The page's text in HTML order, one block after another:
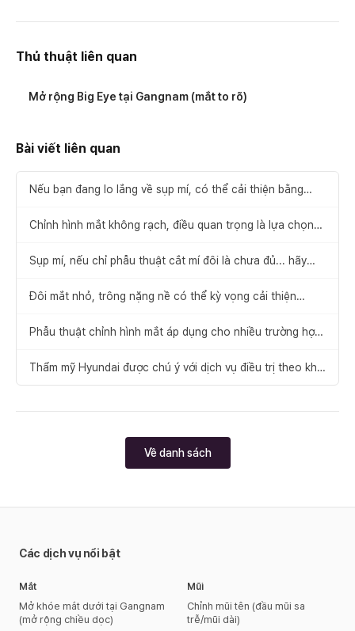
Thủ thuật liên quan
Mở rộng Big Eye tại Gangnam (mắt to rõ)
Bài viết liên quan
Nếu bạn đang lo lắng về sụp mí, có thể cải thiện bằng
Chỉnh hình mắt không rạch, điều quan trọng là lựa chọn
từng người
Sụp mí, nếu chỉ phẫu thuật cắt mí đôi là chưa đủ... hãy
Đôi mắt nhỏ, trông nặng nề có thể kỳ vọng cải thiện
mắt
Phẫu thuật chỉnh hình mắt áp dụng cho nhiều trường hợp:
Thẩm mỹ Hyundai được chú ý với dịch vụ điều trị theo khái
niệm “thẩm mỹ học trong phẫu thuật thẩm mỹ”
Về danh sách
Các dịch vụ nổi bật
Mắt
Mở khóe mắt dưới tại Gangnam
(mở rộng chiều dọc)
Mũi
Chỉnh mũi tên (đầu mũi sa
trễ/mũi dài)